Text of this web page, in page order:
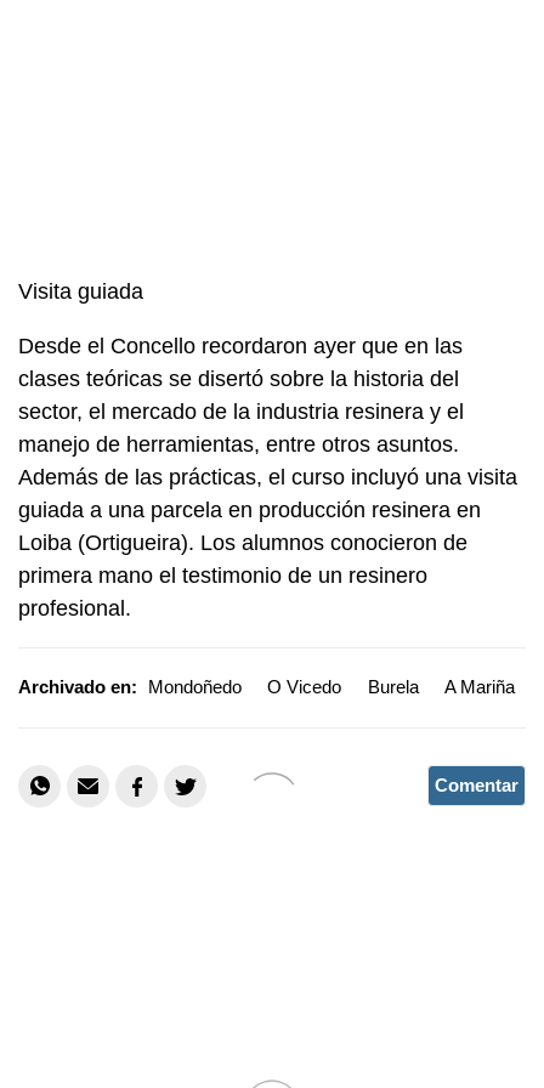
Visita guiada
Desde el Concello recordaron ayer que en las
clases teóricas se disertó sobre la historia del
sector, el mercado de la industria resinera y el
manejo de herramientas, entre otros asuntos.
Además de las prácticas, el curso incluyó una visita
guiada a una parcela en producción resinera en
Loiba (Ortigueira). Los alumnos conocieron de
primera mano el testimonio de un resinero
profesional.
Archivado en: Mondoñedo O Vicedo Burela A Mariña
Comentar